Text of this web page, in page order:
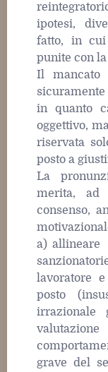
ipotesi,
fatto, in
punite con
Il mancato
in quanto
oggettivo,
riservata
posto a
La
merita, ad
consenso,
a)
lavoratore
posto
grave del